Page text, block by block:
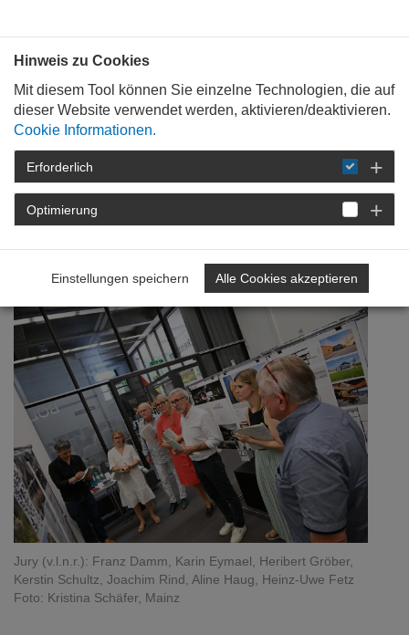
STARTSEITE DETAIL
Es bleibt spannend …
Jury (v.l.n.r.): Franz Damm, Karin Eymael, Heribert Gröber,
Kerstin Schultz, Joachim Rind, Aline Haug, Heinz-Uwe Fetz
Foto: Kristina Schäfer, Mainz
Hinweis zu Cookies
Mit diesem Tool können Sie einzelne Technologien, die auf
dieser Website verwendet werden, aktivieren/deaktivieren.
Cookie Informationen.
Erforderlich
Optimierung
Einstellungen speichern Alle Cookies akzeptieren